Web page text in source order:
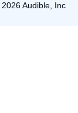
Audible, Inc